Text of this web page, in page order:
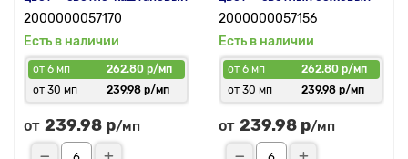
2000000057170
Есть в наличии
от 6 мп
262.80 р/мп
от 30 мп
239.98 р/мп
от 239.98 р/мп
2000000057156
Есть в наличии
от 6 мп
262.80 р/мп
от 30 мп
239.98 р/мп
от 239.98 р/мп